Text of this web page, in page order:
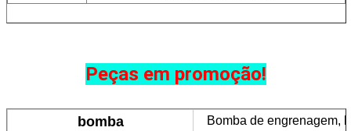
Peças em promoção!
bomba Bomba de engrenagem,